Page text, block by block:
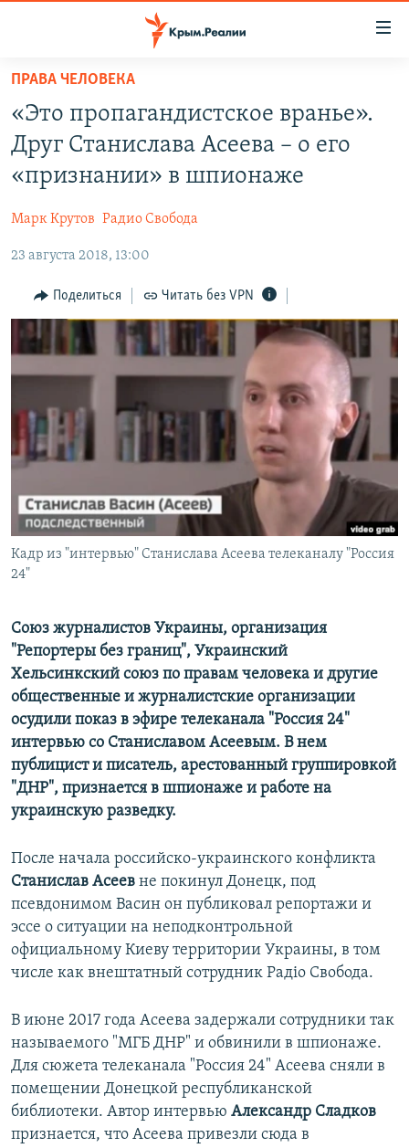
Вернуться
основному
содержанию
Вернутся
главной
навигации
Вернутся
поиску
СПЕЦПРОЕКТЫ
11 ЛЕТ ОККУПАЦИИ КРЫМА. 11 ИСТОРИЙ СОПРОТИВЛЕНИЯ
ВОДА
ЕЩЕ
ИНТЕРАКТИВ
ИНФОГРАФИКА
ТЕЛЕПРОЕКТ КРЫМ.РЕАЛИИ
СОВЕТЫ ПРАВОЗАЩИТНИКОВ
ПОБЕДИТЕЛЕЙ НЕ СУДЯТ?
КРЫМ.НЕПОКОРЕННЫЙ
ELIFBE
УКРАИНСКАЯ ПРОБЛЕМА КРЫМА
РАДІО СВОБОДА
КАК ОБОЙТИ БЛОКИРОВКУ
Українською
Qırımtatar
ПРИСОЕДИНЯЙТЕСЬ!
Все сайты RFE/RL
ПРАВА ЧЕЛОВЕКА
«Это пропагандистское вранье».
Друг Станислава Асеева – о его
«признании» в шпионаже
Марк Крутов Радио Свобода
23 августа 2018, 13:00
Поделиться Читать без VPN
Кадр из "интервью" Станислава Асеева телеканалу "Россия
24"
Союз журналистов Украины, организация
"Репортеры без границ", Украинский
Хельсинкский союз по правам человека и другие
общественные и журналистские организации
осудили показ в эфире телеканала "Россия 24"
интервью со Станиславом Асеевым. В нем
публицист и писатель, арестованный группировкой
"ДНР", признается в шпионаже и работе на
украинскую разведку.
После начала российско-украинского конфликта
Станислав Асеев не покинул Донецк, под
псевдонимом Васин он публиковал репортажи и
эссе о ситуации на неподконтрольной
официальному Киеву территории Украины, в том
числе как внештатный сотрудник Радіо Свобода.
В июне 2017 года Асеева задержали сотрудники так
называемого "МГБ ДНР" и обвинили в шпионаже.
Для сюжета телеканала "Россия 24" Асеева сняли в
помещении Донецкой республиканской
библиотеки. Автор интервью Александр Сладков
признается, что Асеева привезли сюда в